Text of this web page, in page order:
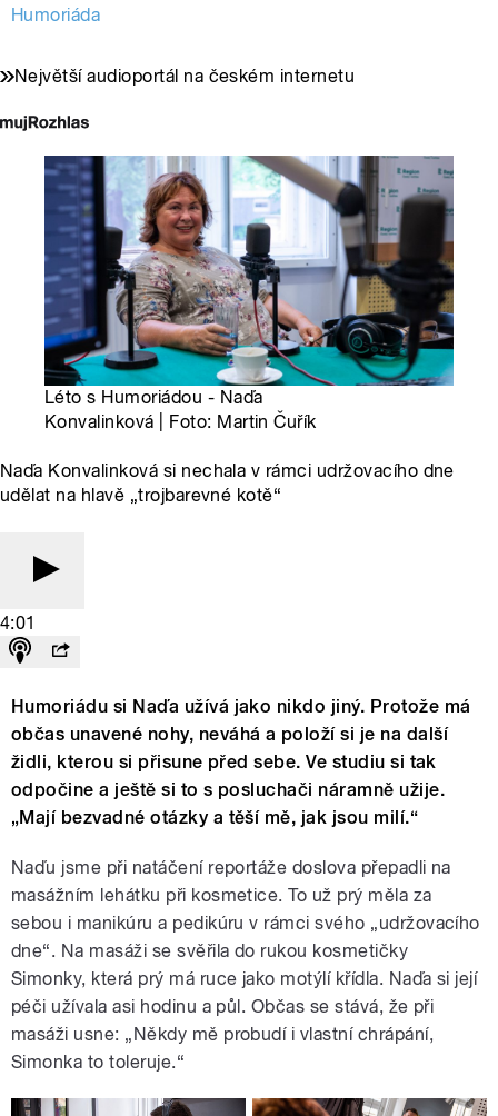
Humoriáda
Největší audioportál na českém internetu
Léto s Humoriádou - Naďa
Konvalinková | Foto: Martin Čuřík
Naďa Konvalinková si nechala v rámci udržovacího dne
udělat na hlavě „trojbarevné kotě“
4:01
Humoriádu si Naďa užívá jako nikdo jiný. Protože má
občas unavené nohy, neváhá a položí si je na další
židli, kterou si přisune před sebe. Ve studiu si tak
odpočine a ještě si to s posluchači náramně užije.
„Mají bezvadné otázky a těší mě, jak jsou milí.“
Naďu jsme při natáčení reportáže doslova přepadli na
masážním lehátku při kosmetice. To už prý měla za
sebou i manikúru a pedikúru v rámci svého „udržovacího
dne“. Na masáži se svěřila do rukou kosmetičky
Simonky, která prý má ruce jako motýlí křídla. Naďa si její
péči užívala asi hodinu a půl. Občas se stává, že při
masáži usne: „Někdy mě probudí i vlastní chrápání,
Simonka to toleruje.“